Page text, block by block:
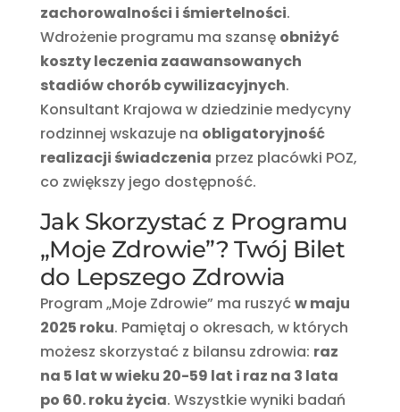
zachorowalności i śmiertelności.
Wdrożenie programu ma szansę obniżyć
koszty leczenia zaawansowanych
stadiów chorób cywilizacyjnych.
Konsultant Krajowa w dziedzinie medycyny
rodzinnej wskazuje na obligatoryjność
realizacji świadczenia przez placówki POZ,
co zwiększy jego dostępność.
Jak Skorzystać z Programu
„Moje Zdrowie”? Twój Bilet
do Lepszego Zdrowia
Program „Moje Zdrowie” ma ruszyćw maju
2025 roku. Pamiętaj o okresach, w których
możesz skorzystać z bilansu zdrowia: raz
na 5 lat w wieku 20-59 lat i raz na 3 lata
po 60. roku życia. Wszystkie wyniki badań